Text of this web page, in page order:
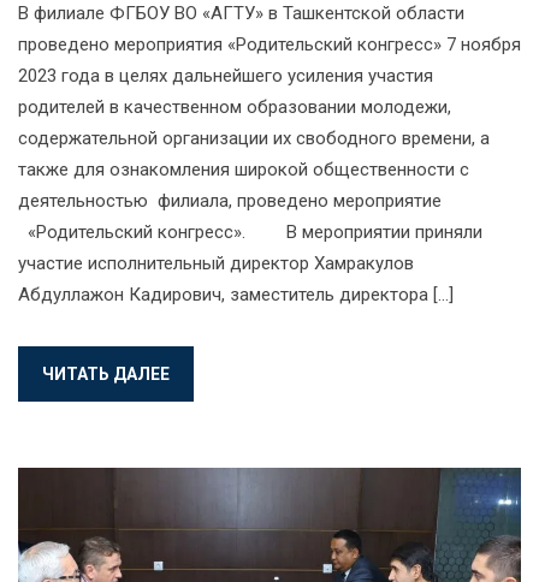
В филиале ФГБОУ ВО «АГТУ» в Ташкентской области
проведено мероприятия «Родительский конгресс» 7 ноября
2023 года в целях дальнейшего усиления участия
родителей в качественном образовании молодежи,
содержательной организации их свободного времени, а
также для ознакомления широкой общественности с
деятельностью филиала, проведено мероприятие
«Родительский конгресс». В мероприятии приняли
участие исполнительный директор Хамракулов
Абдуллажон Кадирович, заместитель директора […]
ЧИТАТЬ ДАЛЕЕ